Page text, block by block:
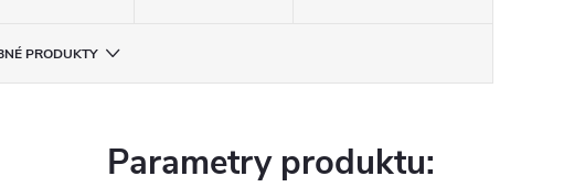
PRODUKTY
Parametry produktu: